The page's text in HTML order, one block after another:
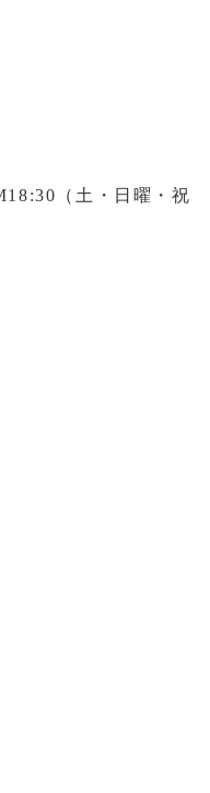
（土・日曜・祝